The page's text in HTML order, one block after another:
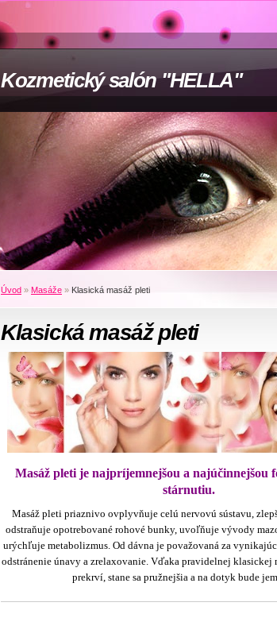
Kozmetický salón "HELLA"
Úvod » Masáže » Klasická masáž pleti
Klasická masáž pleti
Masáž pleti je najpríjemnejšou a najúčinnejšou
stárnutiu.
Masáž pleti priaznivo ovplyvňuje celú nervovú sústavu,
odstraňuje opotrebované rohové bunky, uvoľňuje vývody
urýchľuje metabolizmus. Od dávna je považovaná za
odstránenie únavy a zrelaxovanie. Vďaka pravidelnej klasickej
prekrví, stane sa pružnejšia a na dotyk bude